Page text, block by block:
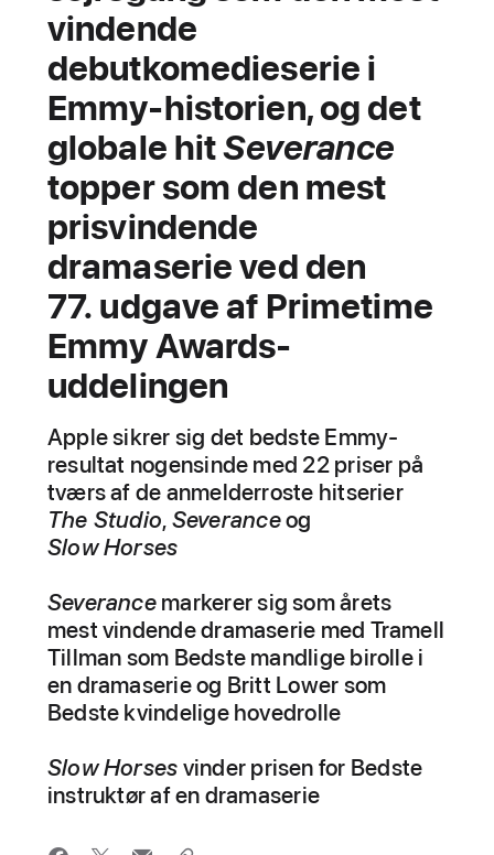
vindende
debutkomedieserie i
Emmy-historien, og det
globale hitSeverance
topper som den mest
prisvindende
dramaserie ved den
77. udgave af Primetime
Emmy Awards-
uddelingen
Apple sikrer sig det bedste Emmy-
resultat nogensinde med 22 priser på
tværs af de anmelderroste hitserier
The Studio, Severanceog
Slow Horses
Severancemarkerer sig som årets
mest vindende dramaserie med Tramell
Tillman som Bedste mandlige birolle i
en dramaserie og Britt Lower som
Bedste kvindelige hovedrolle
Slow Horses vinder prisen for Bedste
instruktør af en dramaserie